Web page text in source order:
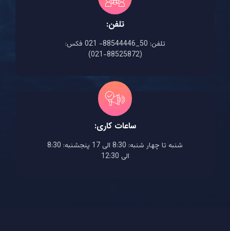
تلفن:
تلفن: 50_88544446- 021 فکس:
(88525872-021)
ساعات کاری:
شنبه تا چهار شنبه: 8:30 الی 17 پنجشنبه: 8:30
الی 12:30